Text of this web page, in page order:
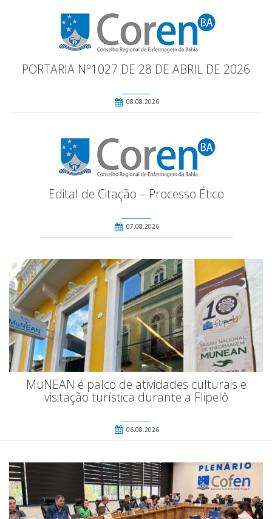
PORTARIA Nº1027 DE 28 DE ABRIL DE 2026
08.08.2026
Edital de Citação – Processo Ético
07.08.2026
MuNEAN é palco de atividades culturais e
visitação turística durante a Flipelô
06.08.2026